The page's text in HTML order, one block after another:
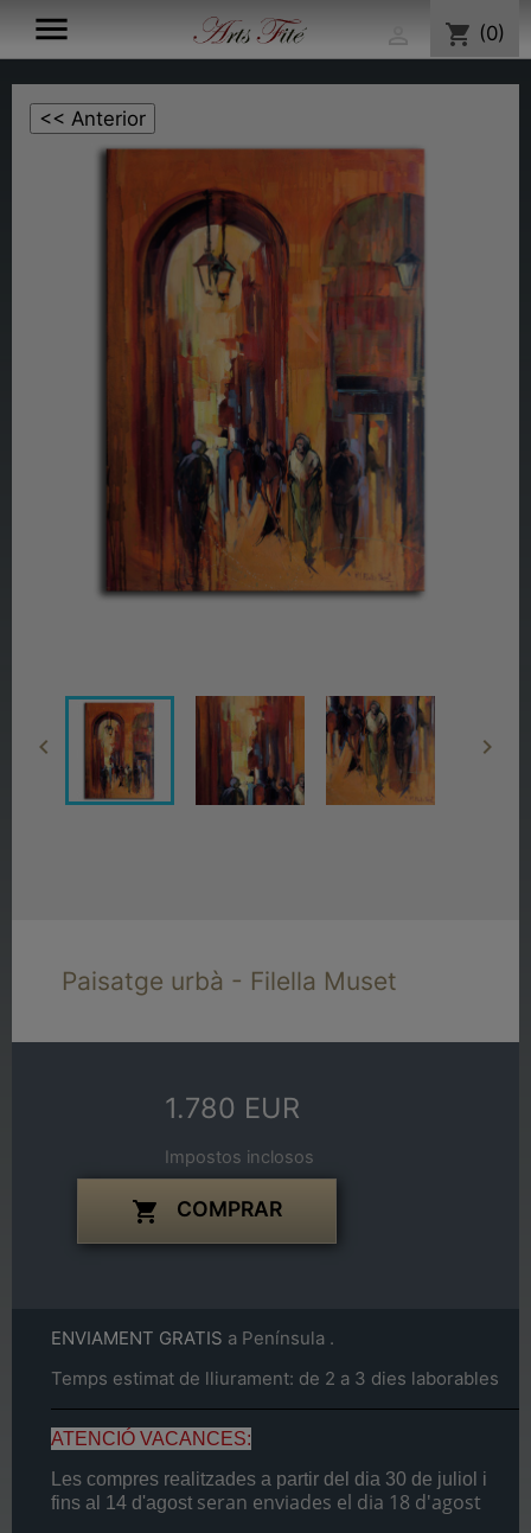
 shopping_cart (0)
 
Paisatge urbà - Filella Muset
1.780 EUR
Impostos inclosos
 COMPRAR
ENVIAMENT GRATIS a Península .
Temps estimat de lliurament: de 2 a 3 dies laborables
ATENCIÓ VACANCES:
Les compres realitzades a partir del dia 30 de juliol i
fins al 14 d'agost seran enviades el dia 18 d'agost